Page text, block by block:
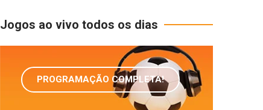
Jogos ao vivo todos os dias
PROGRAMAÇÃO COMPLETA!